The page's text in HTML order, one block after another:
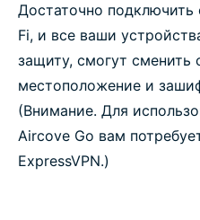
Достаточно подключить
Fi, и все ваши
защиту, смогут сменить
местоположение и
(Внимание. Для
Aircove Go вам
ExpressVPN.)